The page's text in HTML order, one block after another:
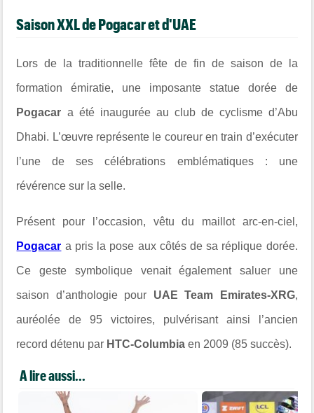
Saison XXL de Pogacar et d'UAE
Lors de la traditionnelle fête de fin de saison de la
formation émiratie, une imposante statue dorée de
Pogacar a été inaugurée au club de cyclisme d’Abu
Dhabi. L’œuvre représente le coureur en train d’exécuter
l’une de ses célébrations emblématiques : une
révérence sur la selle.
Présent pour l’occasion, vêtu du maillot arc-en-ciel,
Pogacar a pris la pose aux côtés de sa réplique dorée.
Ce geste symbolique venait également saluer une
saison d’anthologie pour UAE Team Emirates-XRG,
auréolée de 95 victoires, pulvérisant ainsi l’ancien
record détenu par HTC-Columbia en 2009 (85 succès).
A lire aussi...